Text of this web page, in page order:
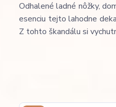
Odhalené ladné nôžky,
esenciu tejto lahodne
Z tohto škandálu si